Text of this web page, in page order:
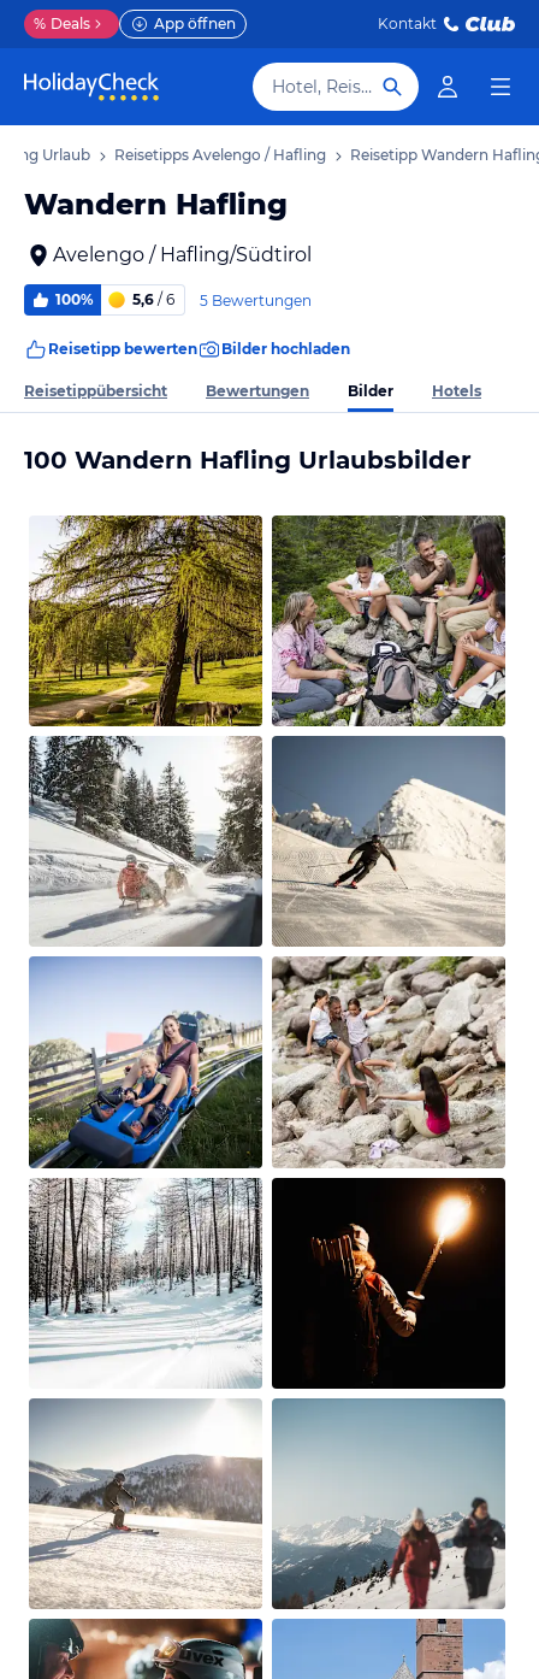
% Deals App öffnen Kontakt
Hotel, Reiseziel
Urlaub Reisetipps Avelengo / Hafling Reisetipp Wandern
Wandern Hafling
Avelengo / Hafling/Südtirol
100% 5,6 / 6 5 Bewertungen
Reisetipp bewerten Bilder hochladen
Reisetippübersicht Bewertungen Bilder Hotels
100 Wandern Hafling Urlaubsbilder